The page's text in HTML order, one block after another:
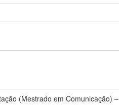
(Mestrado em Comunicação) –